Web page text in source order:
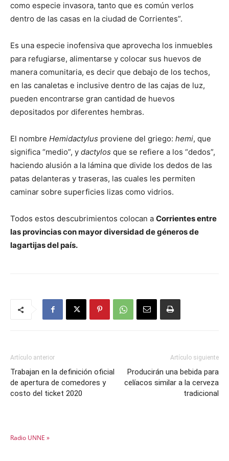
como especie invasora, tanto que es común verlos
dentro de las casas en la ciudad de Corrientes”.
Es una especie inofensiva que aprovecha los inmuebles
para refugiarse, alimentarse y colocar sus huevos de
manera comunitaria, es decir que debajo de los techos,
en las canaletas e inclusive dentro de las cajas de luz,
pueden encontrarse gran cantidad de huevos
depositados por diferentes hembras.
El nombre Hemidactylus proviene del griego: hemi, que
significa “medio”, y dactylos que se refiere a los “dedos”,
haciendo alusión a la lámina que divide los dedos de las
patas delanteras y traseras, las cuales les permiten
caminar sobre superficies lizas como vidrios.
Todos estos descubrimientos colocan a Corrientes entre
las provincias con mayor diversidad de géneros de
lagartijas del país.
Artículo anterior
Trabajan en la definición oficial
de apertura de comedores y
costo del ticket 2020
Artículo siguiente
Producirán una bebida para
celíacos similar a la cerveza
tradicional
Radio UNNE »